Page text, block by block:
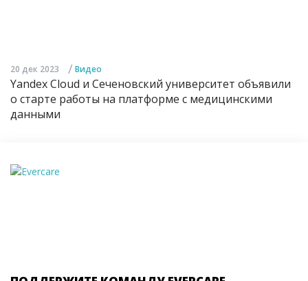
20 дек 2023 / Видео
Yandex Cloud и Сеченовский университет объявили
о старте работы на платформе с медицинскими
данными